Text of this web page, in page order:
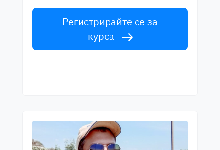
Регистрирайте се за
курса